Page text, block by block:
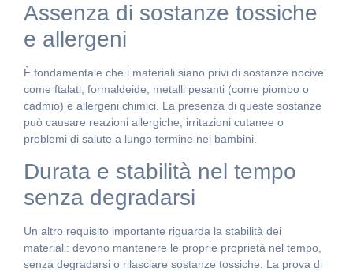
Assenza di sostanze tossiche
e allergeni
È fondamentale che i materiali siano privi di sostanze nocive
come ftalati, formaldeide, metalli pesanti (come piombo o
cadmio) e allergeni chimici. La presenza di queste sostanze
può causare reazioni allergiche, irritazioni cutanee o
problemi di salute a lungo termine nei bambini.
Durata e stabilità nel tempo
senza degradarsi
Un altro requisito importante riguarda la stabilità dei
materiali: devono mantenere le proprie proprietà nel tempo,
senza degradarsi o rilasciare sostanze tossiche. La prova di